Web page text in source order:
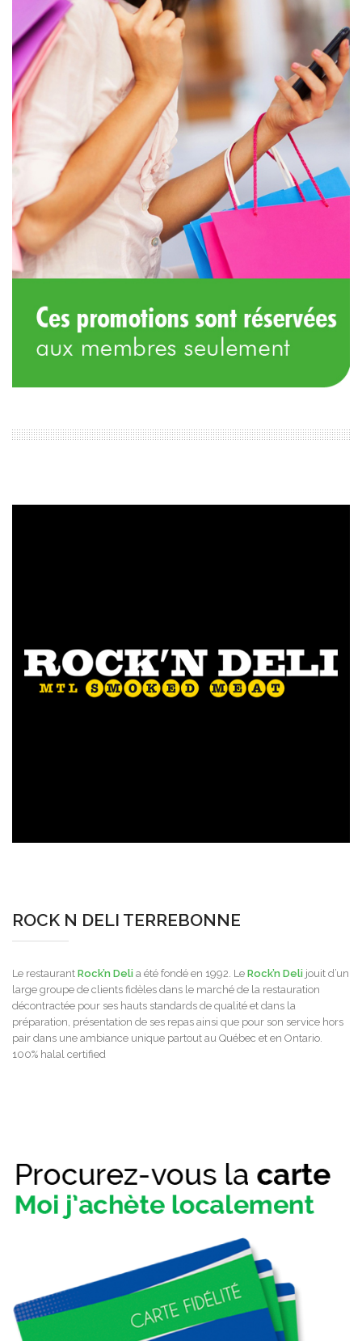
ROCK N DELI TERREBONNE
Le restaurant Rock’n Deli a été fondé en 1992. Le Rock’n Deli jouit d’un
large groupe de clients fidèles dans le marché de la restauration
décontractée pour ses hauts standards de qualité et dans la
préparation, présentation de ses repas ainsi que pour son service hors
pair dans une ambiance unique partout au Québec et en Ontario.
100% halal certified